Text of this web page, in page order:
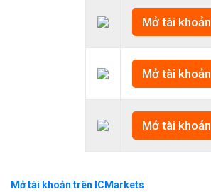
Mở tài khoản
Mở tài khoản
Mở tài khoản
Mở tài khoản trên ICMarkets